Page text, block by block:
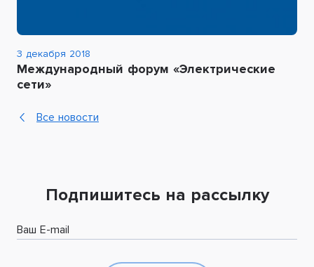
3 декабря 2018
Международный форум «Электрические
сети»
Все новости
Подпишитесь на рассылку
Ваш E-mail